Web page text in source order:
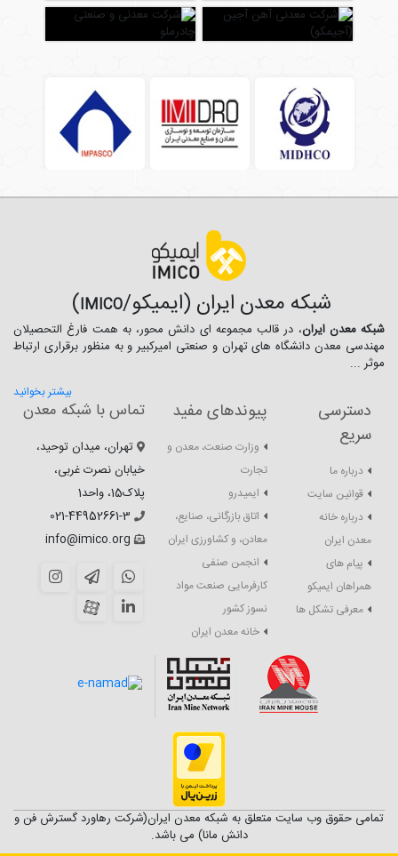
شبکه معدن ایران (ایمیکو/IMICO
)
شبکه معدن ایران، در قالب مجموعه ای دانش محور، به همت فارغ­ التحصیلان
مهندسی معدن دانشگاه ­های تهران و صنعتی امیرکبیر و به منظور برقراری ارتباط
موثر ...
بیشتر بخوانید
دسترسی
سریع
درباره ما
قوانین سایت
درباره خانه
معدن ایران
پیام های
همراهان ایمیکو
معرفی تشکل ها
پیوندهای مفید
وزارت صنعت، معدن و
تجارت
ایمیدرو
اتاق بازرگانی، صنایع،
معادن، و کشاورزی ایران
انجمن صنفی
کارفرمایی صنعت مواد
نسوز کشور
خانه معدن ایران
تماس با شبکه معدن
تهران، میدان توحید،
خیابان نصرت غربی،
پلاک15، واحد1
021-44952661-3
info@imico.org
تمامی حقوق وب سایت متعلق به شبکه معدن ایران(شرکت رهاورد گسترش فن و
دانش مانا) می باشد.